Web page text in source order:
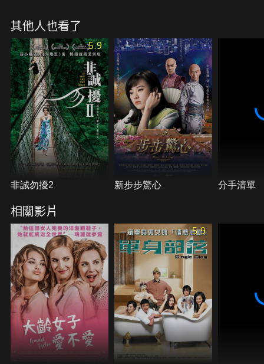
呢？
其他人也看了
5.9
非誠勿擾2 新步步驚心 分手清單
相關影片
5.9